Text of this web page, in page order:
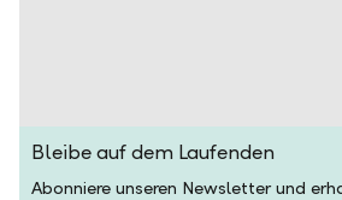
Bleibe auf dem Laufenden
Abonniere unseren Newsletter und